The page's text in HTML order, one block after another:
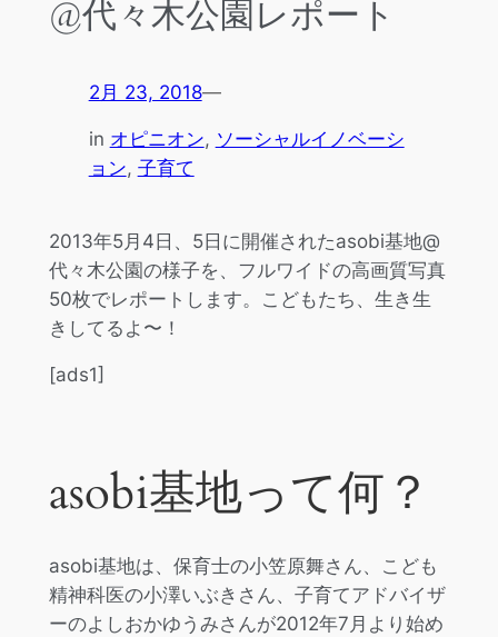
@代々木公園レポート
2月 23, 2018—
in オピニオン, ソーシャルイノベーシ
ョン, 子育て
2013年5月4日、5日に開催されたasobi基地@
代々木公園の様子を、フルワイドの高画質写真
50枚でレポートします。こどもたち、生き生
きしてるよ〜！
[ads1]
asobi基地って何？
asobi基地は、保育士の小笠原舞さん、こども
精神科医の小澤いぶきさん、子育てアドバイザ
ーのよしおかゆうみさんが2012年7月より始め